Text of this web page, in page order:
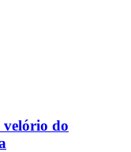
velório do